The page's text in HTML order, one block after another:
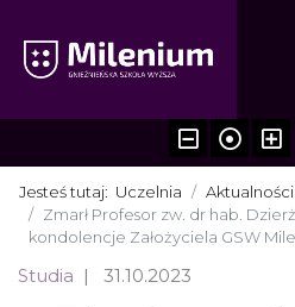
Jesteś tutaj: Uczelnia
Aktualności
Zmarł Profesor zw. dr hab.
kondolencje Założyciela GSW
Studia 31.10.2023